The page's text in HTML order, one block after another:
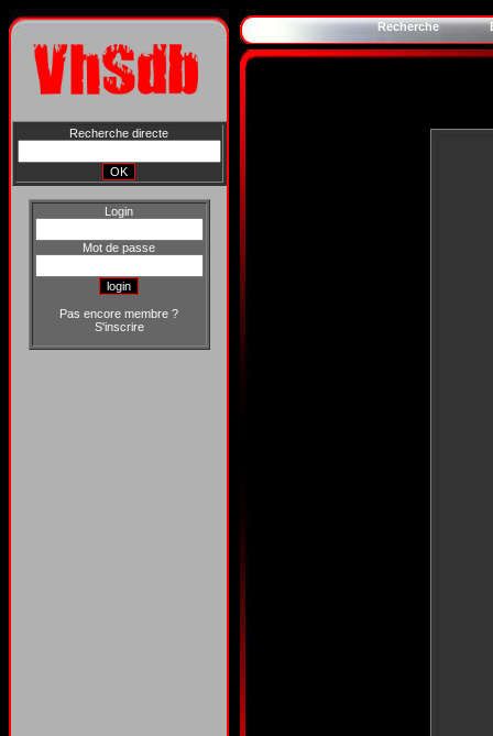
Recherche directe
Login
Mot de passe
Pas encore membre ?
S'inscrire
Recherche